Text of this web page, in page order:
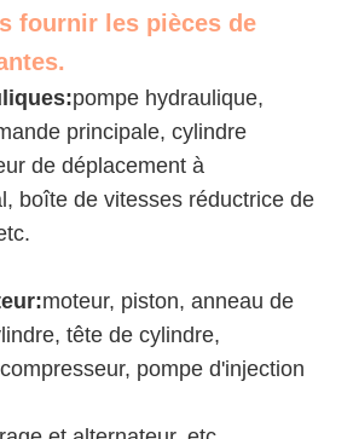
fournir les pièces de
pompe hydraulique,
principale, cylindre
de déplacement à
boîte de vitesses réductrice de
moteur, piston, anneau de
tête de cylindre,
pompe d'injection